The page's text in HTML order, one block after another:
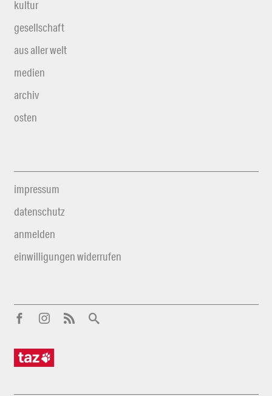
kultur
gesellschaft
aus aller welt
medien
archiv
osten
impressum
datenschutz
anmelden
einwilligungen widerrufen